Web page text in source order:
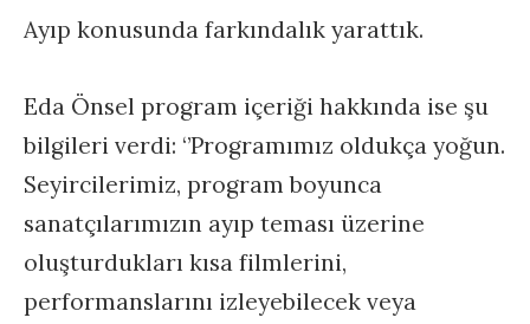
Ayıp konusunda farkındalık yarattık.
Eda Önsel program içeriği hakkında ise şu
bilgileri verdi: ‘’Programımız oldukça yoğun.
Seyircilerimiz, program boyunca
sanatçılarımızın ayıp teması üzerine
oluşturdukları kısa filmlerini,
performanslarını izleyebilecek veya